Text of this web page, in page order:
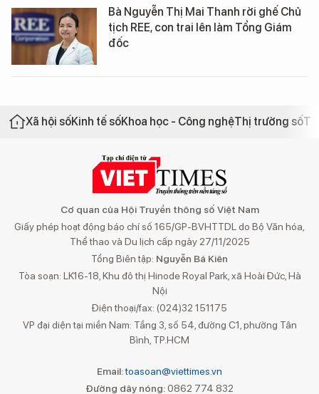
Bà Nguyễn Thị Mai Thanh rời ghế Chủ
tịch REE, con trai lên làm Tổng Giám
đốc
Xã hội sốKinh tế sốKhoa học - Công nghệThị trường số
Cơ quan của Hội Truyền thông số Việt Nam
Giấy phép hoạt động báo chí số 165/GP-BVHTTDL do Bộ Văn hóa,
Thể thao và Du lịch cấp ngày 27/11/2025
Tổng Biên tập: Nguyễn Bá Kiên
Tòa soạn: LK16-18, Khu đô thị Hinode Royal Park, xã Hoài Đức, Hà
Nội
Điện thoại/fax: (024)32 151175
VP đại diện tại miền Nam: Tầng 3, số 54, đường C1, phường Tân
Bình, TP.HCM
Email:toasoan@viettimes.vn
Đường dây nóng: 0862 774 832